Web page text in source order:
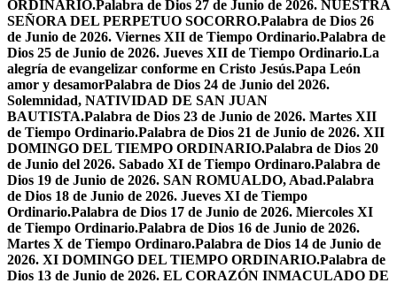
ORDINARIO.Palabra de Dios 27 de Junio de 2026. NUESTRA
SEÑORA DEL PERPETUO SOCORRO.Palabra de Dios 26
de Junio de 2026. Viernes XII de Tiempo Ordinario.Palabra de
Dios 25 de Junio de 2026. Jueves XII de Tiempo Ordinario.La
alegría de evangelizar conforme en Cristo Jesús.Papa León
amor y desamorPalabra de Dios 24 de Junio del 2026.
Solemnidad, NATIVIDAD DE SAN JUAN
BAUTISTA.Palabra de Dios 23 de Junio de 2026. Martes XII
de Tiempo Ordinario.Palabra de Dios 21 de Junio de 2026. XII
DOMINGO DEL TIEMPO ORDINARIO.Palabra de Dios 20
de Junio del 2026. Sabado XI de Tiempo Ordinaro.Palabra de
Dios 19 de Junio de 2026. SAN ROMUALDO, Abad.Palabra
de Dios 18 de Junio de 2026. Jueves XI de Tiempo
Ordinario.Palabra de Dios 17 de Junio de 2026. Miercoles XI
de Tiempo Ordinario.Palabra de Dios 16 de Junio de 2026.
Martes X de Tiempo Ordinaro.Palabra de Dios 14 de Junio de
2026. XI DOMINGO DEL TIEMPO ORDINARIO.Palabra de
Dios 13 de Junio de 2026. EL CORAZÓN INMACULADO DE